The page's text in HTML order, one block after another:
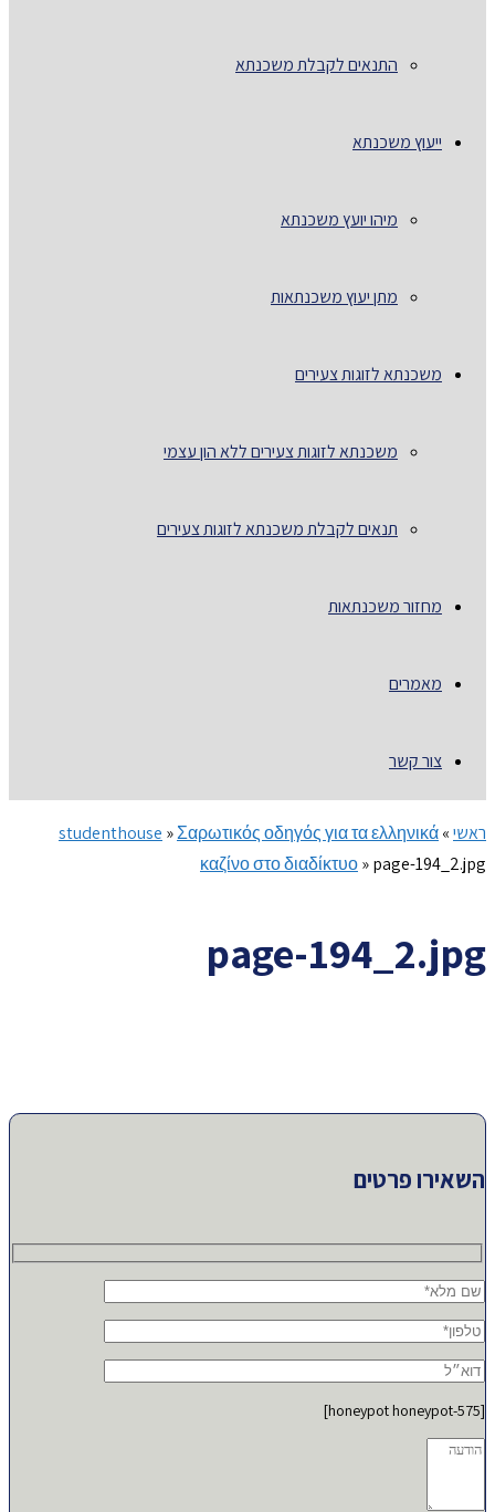
התנאים לקבלת משכנתא
ייעוץ משכנתא
מיהו יועץ משכנתא
מתן יעוץ משכנתאות
משכנתא לזוגות צעירים
משכנתא לזוגות צעירים ללא הון עצמי
תנאים לקבלת משכנתא לזוגות צעירים
מחזור משכנתאות
מאמרים
צור קשר
ראשי»
studenthouse »Σαρωτικός οδηγός για τα ελληνικά
καζίνο στο διαδίκτυο»page-194_2.jpg
page-194_2.jpg
השאירו פרטים
[honeypot honeypot-575]